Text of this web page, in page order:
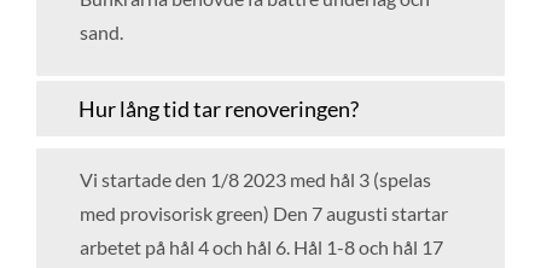
sand.
Hur lång tid tar renoveringen?
Vi startade den 1/8 2023 med hål 3 (spelas
med provisorisk green) Den 7 augusti startar
arbetet på hål 4 och hål 6. Hål 1-8 och hål 17